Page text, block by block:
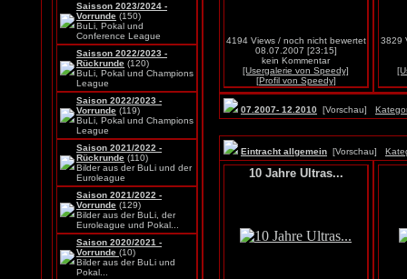
Saisson 2023/2024 -
Vorrunde (150)
BuLi, Pokal und
Conference League
Saisson 2022/2023 -
Rückrunde (120)
BuLi, Pokal und Champions
League
Saison 2022/2023 -
Vorrunde (119)
BuLi, Pokal und Champions
League
Saison 2021/2022 -
Rückrunde (110)
Bilder aus der BuLi und der
Euroleague
Saison 2021/2022 -
Vorrunde (129)
Bilder aus der BuLi, der
Euroleague und Pokal...
Saison 2020/2021 -
Vorrunde (10)
Bilder aus der BuLi und
Pokal...
4194 Views / noch nicht bewertet
08.07.2007 [23:15]
kein Kommentar
[Usergalerie von Speedy]
[Profil von Speedy]
3829
07.2007- 12.2010 [Vorschau]
Eintracht allgemein [Vorschau]
10 Jahre Ultras...